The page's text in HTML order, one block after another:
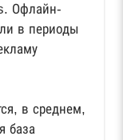
Офлайн-
в периоды
в среднем,
база